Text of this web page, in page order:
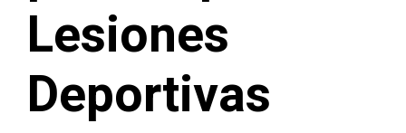
Lesiones
Deportivas